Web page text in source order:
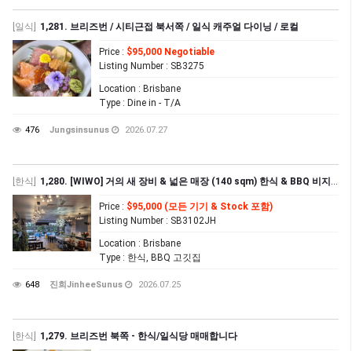
[일식] 1,281. 브리즈번 / 시티근접 북서쪽 / 일식 캐주얼 다이닝 / 로컬
Price : $95,000 Negotiable
Listing Number : SB3275
Location : Brisbane
Type : Dine in - T/A
476 Jungsinsunus 2026.07.27
[한식] 1,280. [WIWO] 거의 새 장비 & 넓은 매장 (140 sqm) 한식 & BBQ 비지니스 급매
Price : $95,000 (모든 기기 & Stock 포함)
Listing Number : SB3102JH
Location : Brisbane
Type : 한식, BBQ 고깃집
648 진희JinheeSunus 2026.07.25
[한식] 1,279. 브리즈번 북쪽 - 한식/일식당 매매합니다